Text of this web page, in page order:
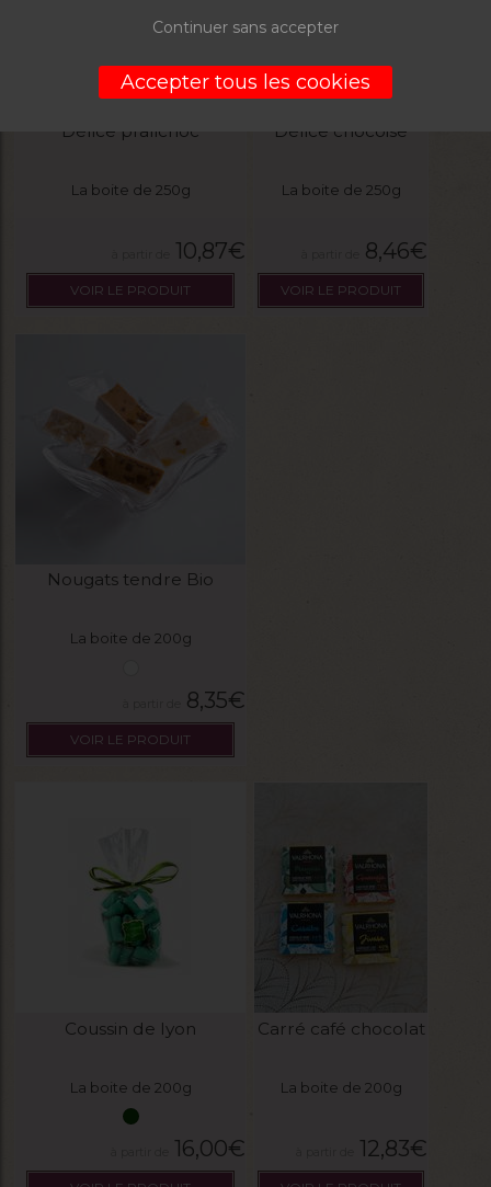
Délice pralichoc
La boite de 250g
10,87€
VOIR LE PRODUIT
Délice chocoise
La boite de 250g
8,46€
VOIR LE PRODUIT
Nougats tendre Bio
La boite de 200g
8,35€
VOIR LE PRODUIT
Coussin de lyon
La boite de 200g
16,00€
Carré café chocolat
La boite de 200g
12,83€
Continuer sans accepter
Accepter tous les cookies